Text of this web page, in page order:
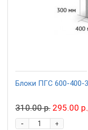
Блоки ПГС 600-400-
310.00 р. 295.00
+
-